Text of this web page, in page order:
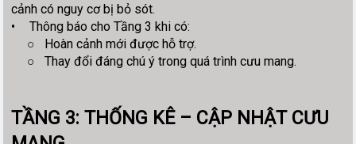
cảnh có nguy cơ bị bỏ sót.
•
Thông báo cho Tầng 3 khi có:
○
Hoàn cảnh mới được hỗ trợ.
○
Thay đổi đáng chú ý trong quá trình cưu mang.
TẦNG 3: THỐNG KÊ – CẬP NHẬT CƯU